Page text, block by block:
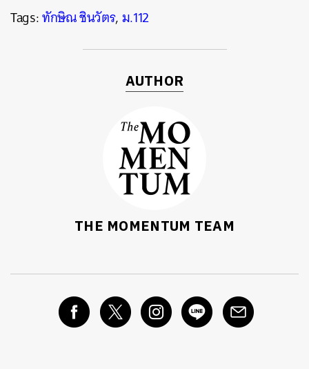
Tags:ทักษิณ ชินวัตร,ม.112
AUTHOR
THE MOMENTUM TEAM